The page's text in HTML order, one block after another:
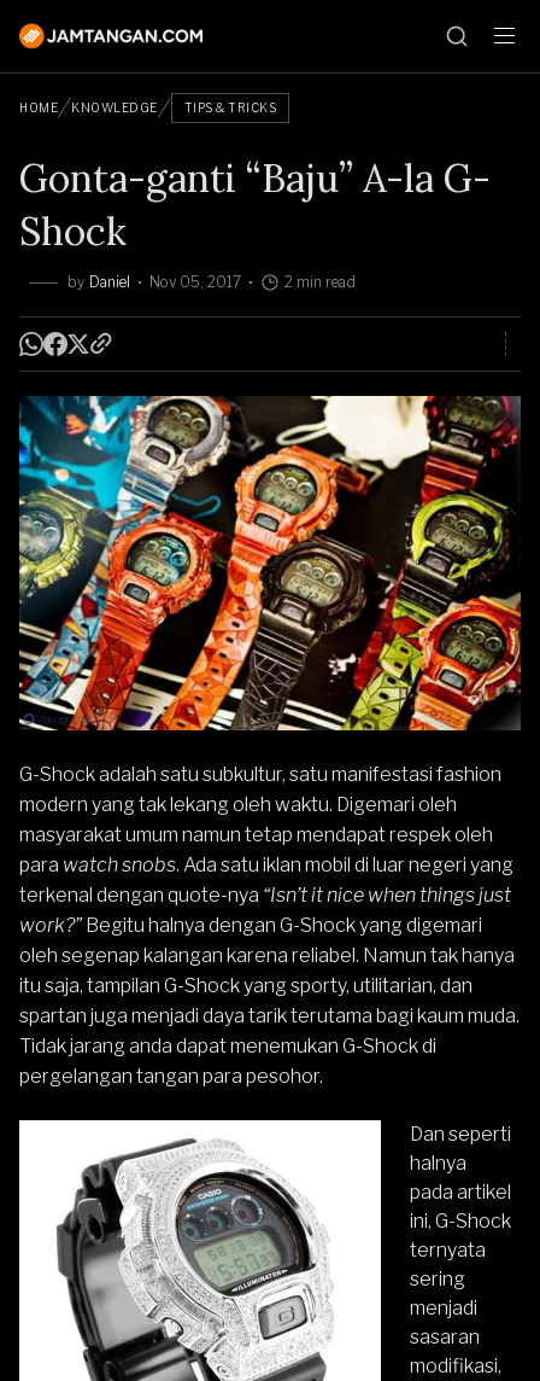
HOME KNOWLEDGE TIPS & TRICKS
Gonta-ganti “Baju” A-la G-
Shock
by Daniel Nov 05, 2017 2 min read
G-Shock adalah satu subkultur, satu manifestasi fashion
modern yang tak lekang oleh waktu. Digemari oleh
masyarakat umum namun tetap mendapat respek oleh
para watch snobs. Ada satu iklan mobil di luar negeri yang
terkenal dengan quote-nya “Isn’t it nice when things just
work?”Begitu halnya dengan G-Shock yang digemari
oleh segenap kalangan karena reliabel. Namun tak hanya
itu saja, tampilan G-Shock yang sporty, utilitarian, dan
spartan juga menjadi daya tarik terutama bagi kaum muda.
Tidak jarang anda dapat menemukan G-Shock di
pergelangan tangan para pesohor.
Dan seperti
halnya
pada artikel
ini, G-Shock
ternyata
sering
menjadi
sasaran
modifikasi,